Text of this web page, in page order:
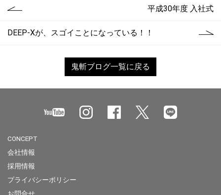
平成30年度 入社式
DEEP-Xが、スゴイことになっている！！
鬼斬ブログ一覧に戻る
CONCEPT
会社情報
採用情報
プライバシーポリシー